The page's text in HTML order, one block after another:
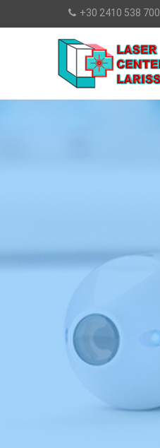
+30 2410 538 700